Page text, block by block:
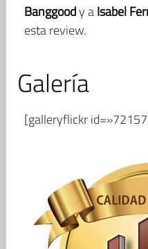
Banggoody aIsabel
esta review.
Galería
[galleryflickr